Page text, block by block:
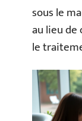
sous le
au lieu de
le